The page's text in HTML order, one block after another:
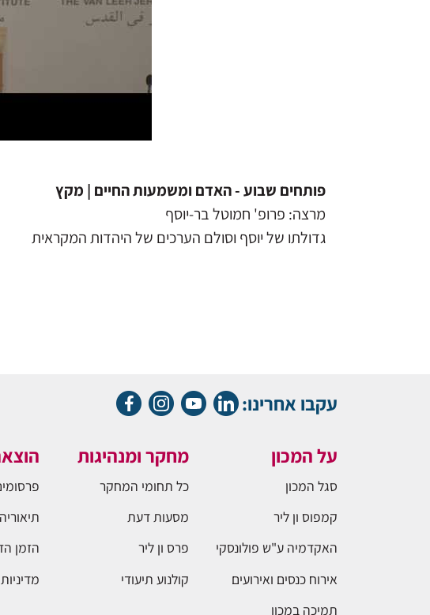
פותחים שבוע - האדם ומשמעות החיים | מקץ
מרצה: פרופ' חמוטל בר-יוסף
גדולתו של יוסף וסולם הערכים של היהדות המקראית
עקבו אחרינו:
על המכון
סגל המכון
קמפוס ון ליר
האקדמיה ע"ש פולונסקי
אירוח כנסים ואירועים
תמיכה במכון
מחקר ומנהיגות
כל תחומי המחקר
מסעות דעת
פרס ון ליר
קולנוע תיעודי
הזמן